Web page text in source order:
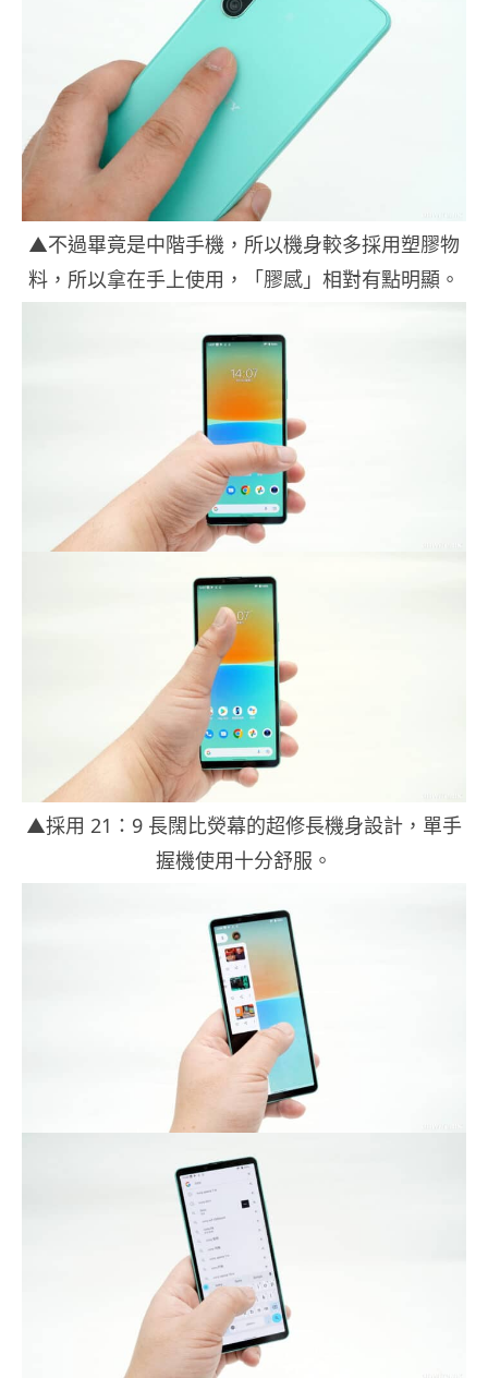
▲不過畢竟是中階手機，所以機身較多採用塑膠物
料，所以拿在手上使用，「膠感」相對有點明顯。
▲採用 21：9 長闊比熒幕的超修長機身設計，單手
握機使用十分舒服。